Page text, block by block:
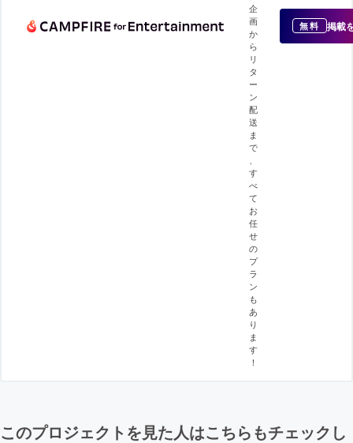
企
画
か
ら
リ
タ
ー
ン
配
送
ま
で
す
べ
て
お
任
せ
の
プ
ラ
ン
も
あ
り
ま
す
！
無料 掲載
このプロジェクトを見た人はこちらもチェックし